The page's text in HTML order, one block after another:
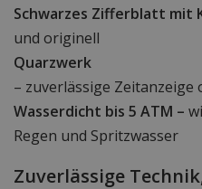
Schwarzes Zifferblatt mit
und originell
Quarzwerk
– zuverlässige Zeitanzeige
Wasserdicht bis 5 ATM –
Regen und Spritzwasser
Zuverlässige